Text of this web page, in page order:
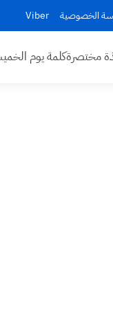
الخصوصية Viber
مختصرةكلمة يوم